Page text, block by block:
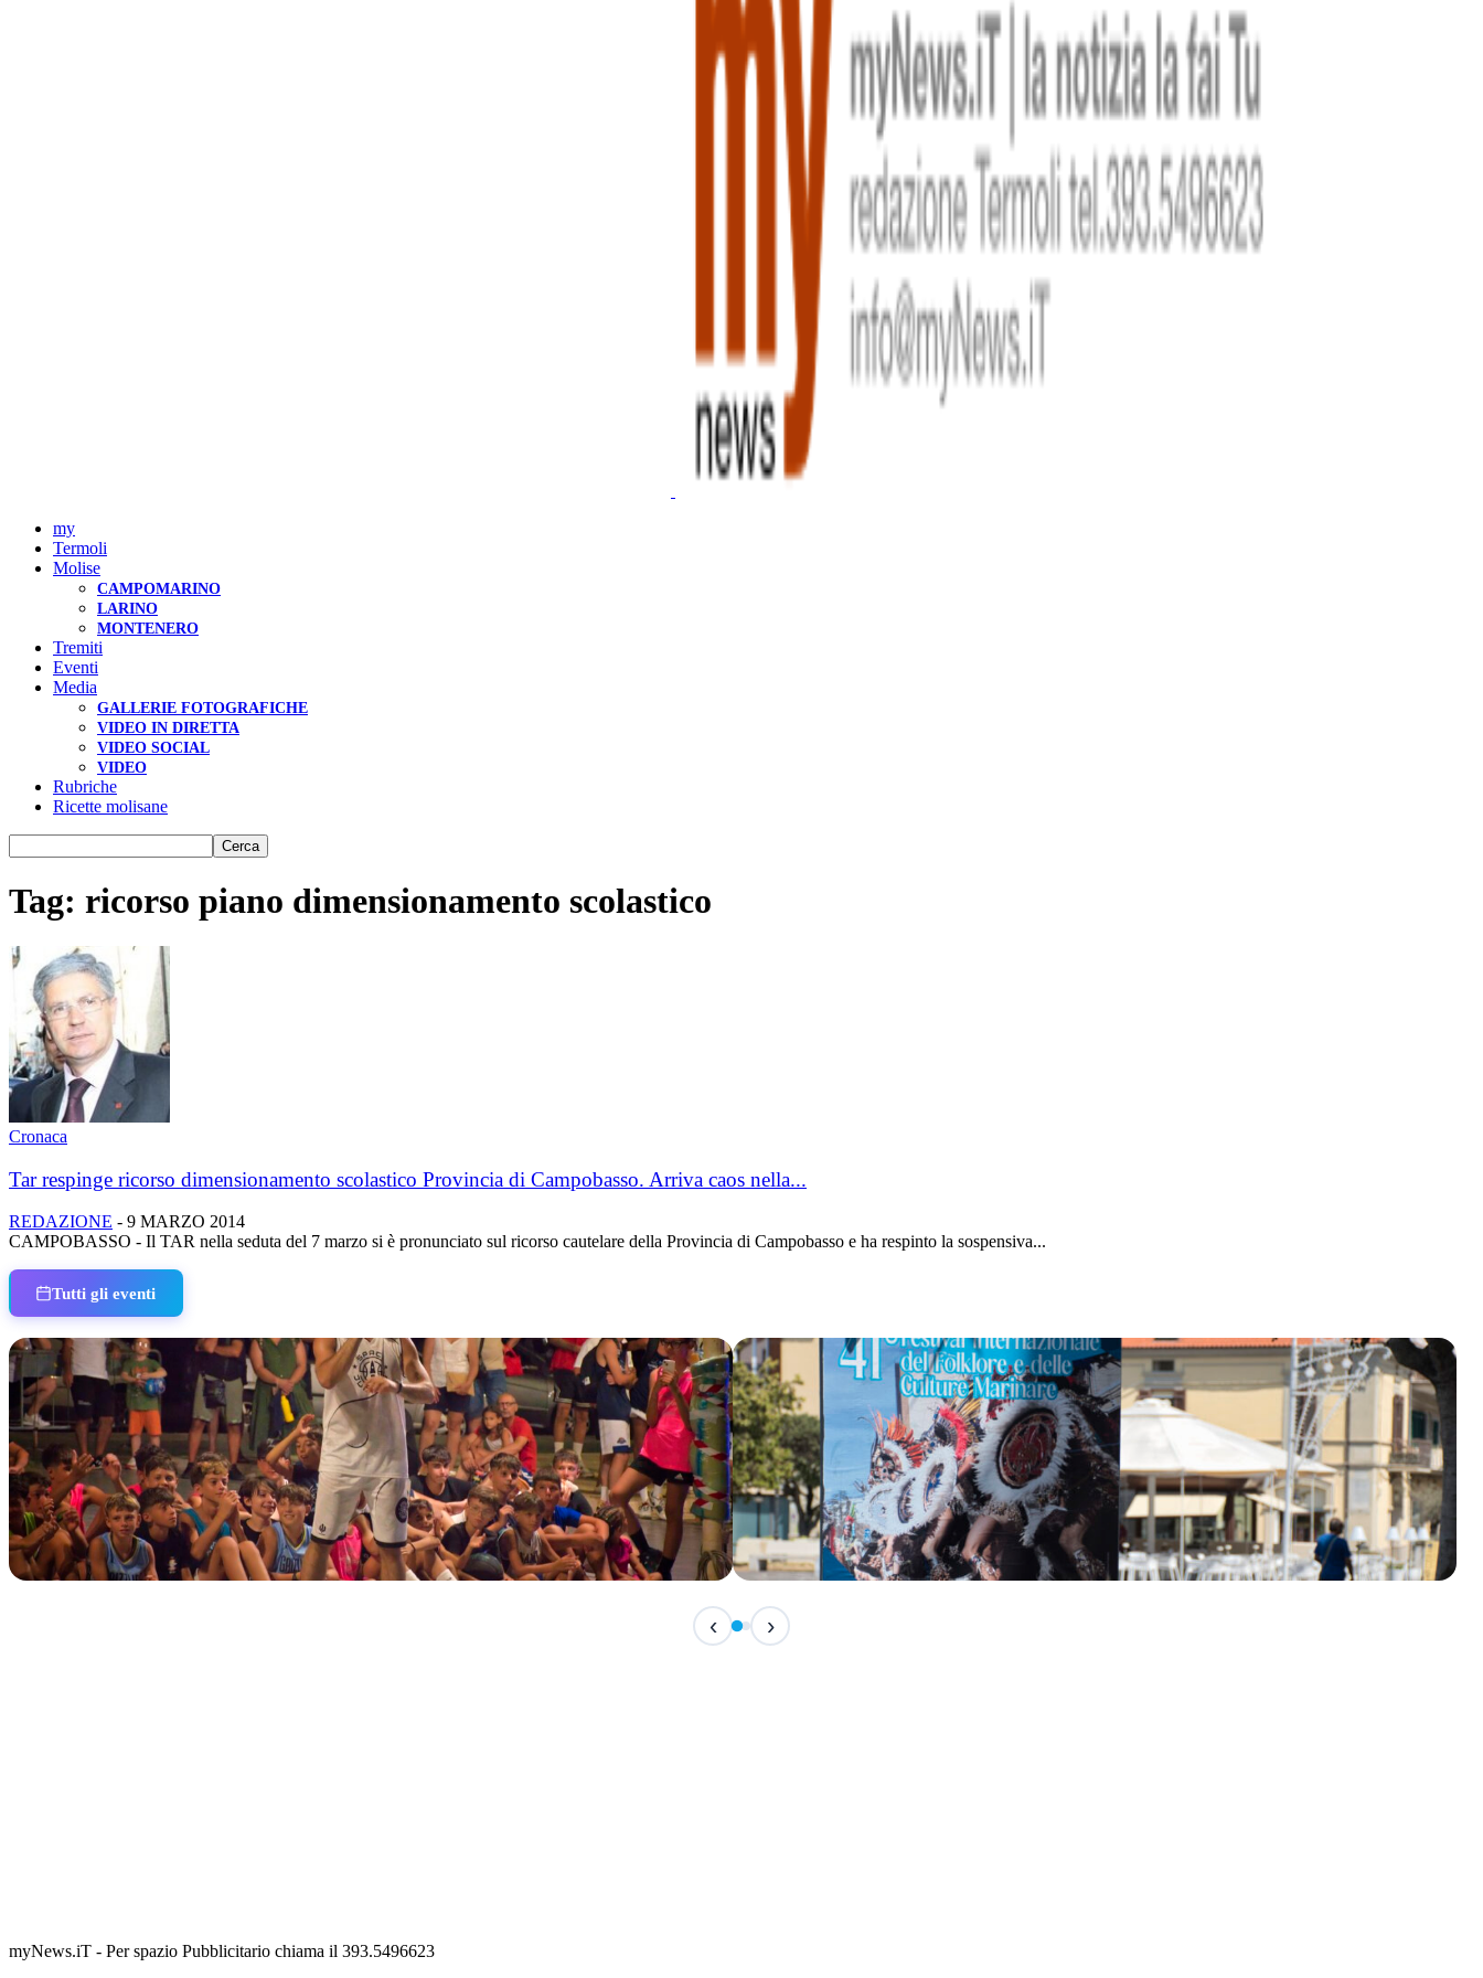
my
Termoli
Molise
CAMPOMARINO
LARINO
MONTENERO
Tremiti
Eventi
Media
GALLERIE FOTOGRAFICHE
VIDEO IN DIRETTA
VIDEO SOCIAL
VIDEO
Rubriche
Ricette molisane
Tag: ricorso piano dimensionamento scolastico
Cronaca
Tar respinge ricorso dimensionamento scolastico Provincia di Campobasso. Arriva caos nella...
REDAZIONE - 9 MARZO 2014
CAMPOBASSO - Il TAR nella seduta del 7 marzo si è pronunciato sul ricorso cautelare della Provincia di Campobasso e ha respinto la sospensiva...
Tutti gli eventi
IN ARRIVO
Festival Internazionale del Folklore - 41ª edizione
‹ ›
myNews.iT - Per spazio Pubblicitario chiama il 393.5496623